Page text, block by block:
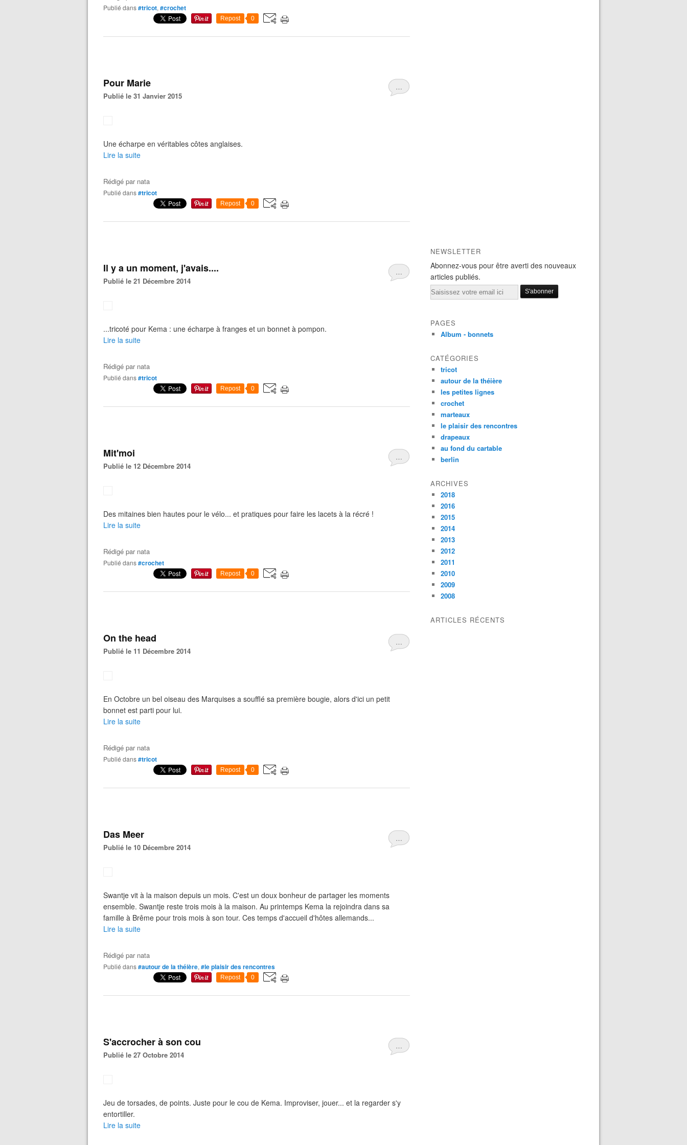
Publié dans#tricot, #crochet
Repost 0
…
Pour Marie
Publié le 31 Janvier 2015
Une écharpe en véritables côtes anglaises.
Lire la suite
Rédigé par nata
Publié dans#tricot
Repost 0
…
Il y a un moment, j'avais....
Publié le 21 Décembre 2014
...tricoté pour Kema : une écharpe à franges et un bonnet à pompon.
Lire la suite
Rédigé par nata
Publié dans#tricot
Repost 0
…
Mit'moi
Publié le 12 Décembre 2014
Des mitaines bien hautes pour le vélo... et pratiques pour faire les lacets à la récré !
Lire la suite
Rédigé par nata
Publié dans#crochet
Repost 0
…
On the head
Publié le 11 Décembre 2014
En Octobre un bel oiseau des Marquises a soufflé sa première bougie, alors d'ici un petit
bonnet est parti pour lui.
Lire la suite
Rédigé par nata
Publié dans#tricot
Repost 0
…
Das Meer
Publié le 10 Décembre 2014
Swantje vit à la maison depuis un mois. C'est un doux bonheur de partager les moments
ensemble. Swantje reste trois mois à la maison. Au printemps Kema la rejoindra dans sa
famille à Brême pour trois mois à son tour. Ces temps d'accueil d'hôtes allemands...
Lire la suite
Rédigé par nata
Publié dans#autour de la théière, #le plaisir des rencontres
Repost 0
…
S'accrocher à son cou
Publié le 27 Octobre 2014
Jeu de torsades, de points. Juste pour le cou de Kema. Improviser, jouer... et la regarder s'y
entortiller.
Lire la suite
NEWSLETTER
Abonnez-vous pour être averti des nouveaux
articles publiés.
Email
PAGES
Album - bonnets
CATÉGORIES
tricot
autour de la théière
les petites lignes
crochet
marteaux
le plaisir des rencontres
drapeaux
au fond du cartable
berlin
ARCHIVES
2018
2016
2015
2014
2013
2012
2011
2010
2009
2008
ARTICLES RÉCENTS